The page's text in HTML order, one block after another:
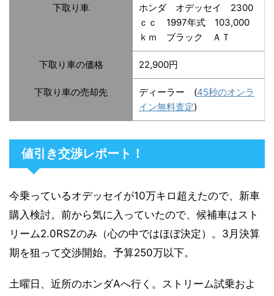
下取り車
ホンダ オデッセイ 2300
ｃｃ 1997年式 103,000
ｋｍ ブラック ＡＴ
下取り車の価格 22,900円
下取り車の売却先 ディーラー (45秒のオンラ
イン無料査定)
値引き交渉レポート！
今乗っているオデッセイが10万キロ超えたので、新車
購入検討。前から気に入っていたので、候補車はスト
リーム2.0RSZのみ（心の中ではほぼ決定）。3月決算
期を狙って交渉開始。予算250万以下。
土曜日、近所のホンダAへ行く。ストリーム試乗およ